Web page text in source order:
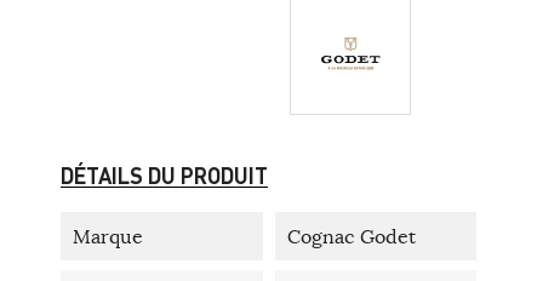
DÉTAILS DU PRODUIT
Marque Cognac Godet